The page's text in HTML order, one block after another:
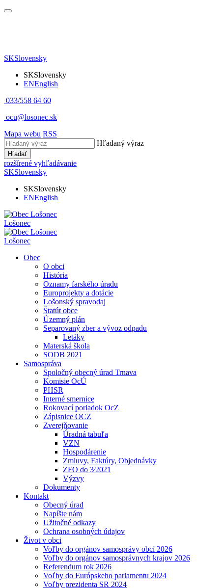
SKSlovensky
SKSlovensky
ENEnglish
033/558 64 60
ocu@losonec.sk
Mapa webu RSS
Hľadaný výraz
Hľadať
rozšírené vyhľadávanie
SKSlovensky
SKSlovensky
ENEnglish
Lošonec
Lošonec
Obec
O obci
História
Oznamy farského úradu
Europrojekty a dotácie
Lošonský spravodaj
Štatút obce
Územný plán
Separovaný zber a vývoz odpadu
Letáky
Materská škola
SODB 2021
Samospráva
Spoločný obecný úrad Trnava
Komisie OcÚ
PHSR
Interné smernice
Rokovací poriadok OcZ
Zápisnice OCZ
Zverejňovanie
Úradná tabuľa
VZN
Hospodárenie
Zmluvy, Faktúry, Objednávky
ZFO do 3⁄2021
Výzvy
Dokumenty
Kontakt
Obecný úrad
Napíšte nám
Užitočné odkazy
Ochrana osobných údajov
Život v obci
Voľby do orgánov samosprávy obcí 2026
Voľby do orgánov samosprávnych krajov 2026
Referendum rok 2026
Voľby do Európskeho parlamentu 2024
Voľby prezidenta SR 2024